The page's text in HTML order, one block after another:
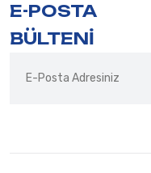
E-POSTA
BÜLTENİ